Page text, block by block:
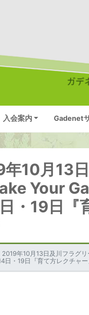
入会案内 Gadenet
年10月13
Your
・19日『
2019年10月13日及川フラグ
日・19日『育て方レクチャ